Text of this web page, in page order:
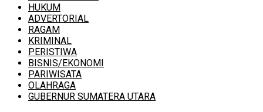
HUKUM
ADVERTORIAL
RAGAM
KRIMINAL
PERISTIWA
BISNIS/EKONOMI
PARIWISATA
OLAHRAGA
GUBERNUR SUMATERA UTARA